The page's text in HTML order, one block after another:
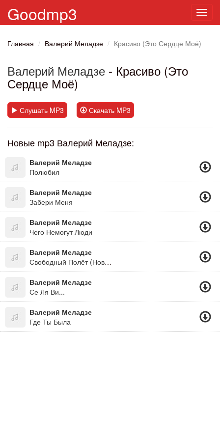
Goodmp3
Главная Валерий Меладзе Красиво (Это Сердце Моё)
Валерий Меладзе - Красиво (Это
Сердце Моё)
Слушать MP3 Скачать MP3
Новые mp3 Валерий Меладзе:
Валерий Меладзе
Полюбил
Валерий Меладзе
Забери Меня
Валерий Меладзе
Чего Немогут Люди
Валерий Меладзе
Свободный Полёт (Новинка 2015)
Валерий Меладзе
Се Ля Ви...
Валерий Меладзе
Где Ты Была